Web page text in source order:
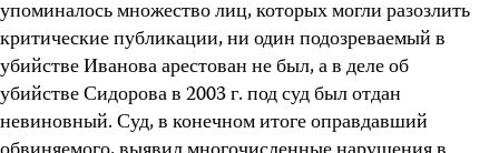
упоминалось множество лиц, которых могли разозлить
критические публикации, ни один подозреваемый в
убийстве Иванова арестован не был, а в деле об
убийстве Сидорова в 2003 г. под суд был отдан
невиновный. Суд, в конечном итоге оправдавший